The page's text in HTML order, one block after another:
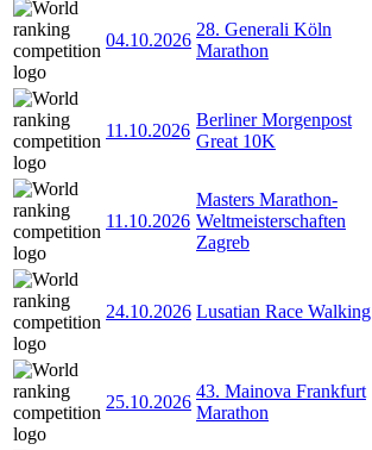
04.10.2026
28. Generali Köln
Marathon
11.10.2026
Berliner Morgenpost
Great 10K
11.10.2026
Masters Marathon-
Weltmeisterschaften
Zagreb
24.10.2026 Lusatian Race Walking
25.10.2026
43. Mainova Frankfurt
Marathon